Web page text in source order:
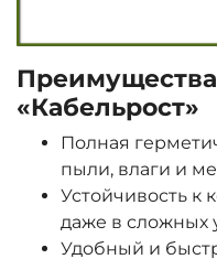
«Кабельрост»
Полная
пыли, влаги и
Устойчивость к
даже в сложных
Удобный и